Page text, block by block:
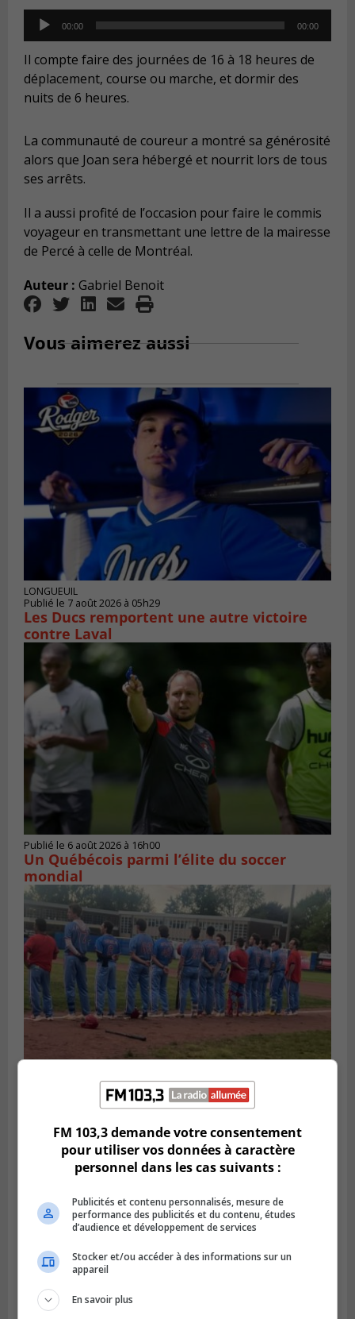
Audio
Player
00:00 00:00
Il compte faire des journées de 16 à 18 heures de
déplacement, course ou marche, et dormir des
nuits de 6 heures.
La communauté de coureur a montré sa générosité
alors que Joan sera hébergé et nourrit lors de tous
ses arrêts.
Il a aussi profité de l’occasion pour faire le commis
voyageur en transmettant une lettre de la mairesse
de Percé à celle de Montréal.
Auteur : Gabriel Benoit
Vous aimerez aussi
LONGUEUIL
Publié le 7 août 2026 à 05h29
Les Ducs remportent une autre victoire
contre Laval
Publié le 6 août 2026 à 16h00
Un Québécois parmi l’élite du soccer
mondial
Publié le 6 août 2026 à 05h11
Une poussée tardive propulse les Ducs
vers la victoire à Laval
FM 103,3 demande votre consentement
pour utiliser vos données à caractère
personnel dans les cas suivants :
Publicités et contenu personnalisés, mesure de
performance des publicités et du contenu, études
d’audience et développement de services
Stocker et/ou accéder à des informations sur un
appareil
En savoir plus